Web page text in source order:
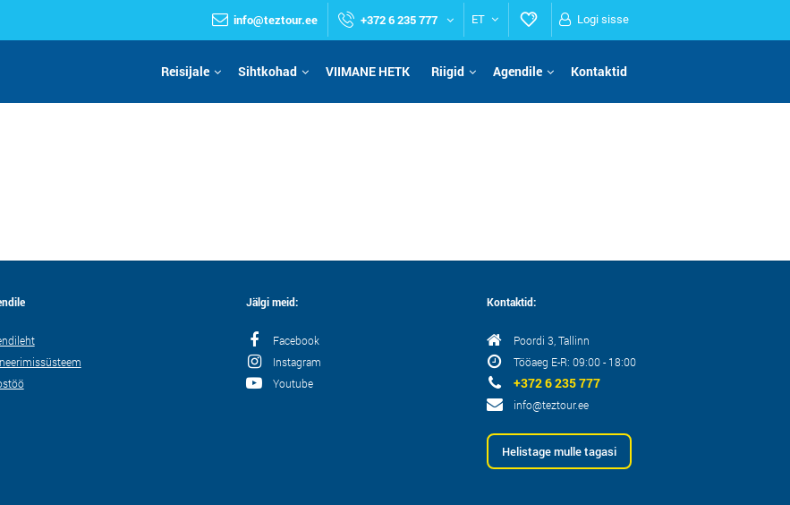
info@teztour.ee +372 6 235 777 ET Logi sisse
Reisijale Sihtkohad VIIMANE HETK Riigid Agendile Kontaktid
Jälgi meid:
Facebook
Instagram
Youtube
Kontaktid:
Poordi 3, Tallinn
Tööaeg E-R: 09:00 - 18:00
+372 6 235 777
info@teztour.ee
Helistage mulle tagasi